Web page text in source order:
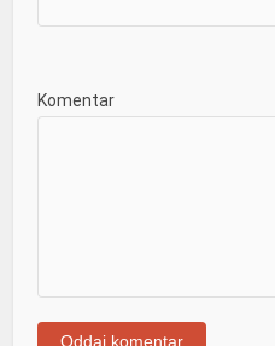
Komentar